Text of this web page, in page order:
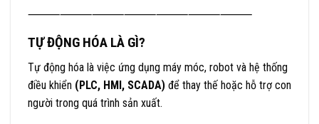
⸻⸻⸻⸻⸻⸻⸻
TỰ ĐỘNG HÓA LÀ GÌ?
Tự động hóa là việc ứng dụng máy móc, robot và hệ thống
điều khiển (PLC, HMI, SCADA) để thay thế hoặc hỗ trợ con
người trong quá trình sản xuất.